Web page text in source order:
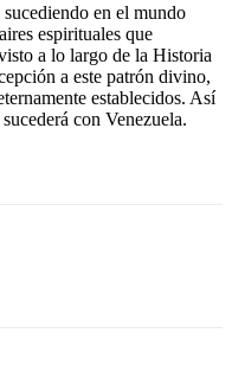
en el mundo
espirituales que
a lo largo de la Historia
a este patrón divino,
establecidos. Así
con Venezuela.